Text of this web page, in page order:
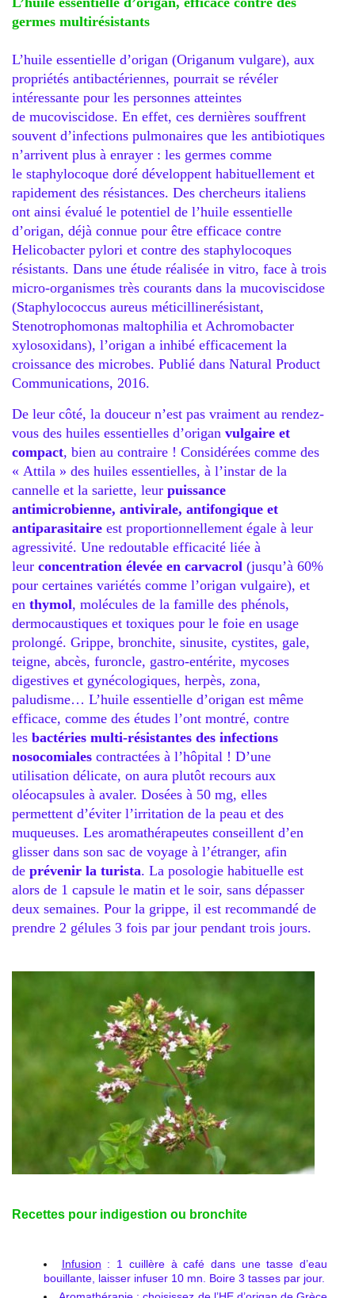
germes multirésistants
L’huile essentielle d’origan (Origanum vulgare), aux
propriétés antibactériennes, pourrait se révéler
intéressante pour les personnes atteintes
de mucoviscidose. En effet, ces dernières souffrent
souvent d’infections pulmonaires que les antibiotiques
n’arrivent plus à enrayer : les germes comme
le staphylocoque doré développent habituellement et
rapidement des résistances. Des chercheurs italiens
ont ainsi évalué le potentiel de l’huile essentielle
d’origan, déjà connue pour être efficace contre
Helicobacter pylori et contre des staphylocoques
résistants. Dans une étude réalisée in vitro, face à trois
micro-organismes très courants dans la mucoviscidose
(Staphylococcus aureus méticillinerésistant,
Stenotrophomonas maltophilia et Achromobacter
xylosoxidans), l’origan a inhibé efficacement la
croissance des microbes. Publié dans Natural Product
Communications, 2016.
De leur côté, la douceur n’est pas vraiment au rendez-
vous des huiles essentielles d’origan vulgaire et
compact, bien au contraire ! Considérées comme des
« Attila » des huiles essentielles, à l’instar de la
cannelle et la sariette, leur puissance
antimicrobienne, antivirale, antifongique et
antiparasitaire est proportionnellement égale à leur
agressivité. Une redoutable efficacité liée à
leur concentration élevée en carvacrol (jusqu’à 60%
pour certaines variétés comme l’origan vulgaire), et
en thymol, molécules de la famille des phénols,
dermocaustiques et toxiques pour le foie en usage
prolongé. Grippe, bronchite, sinusite, cystites, gale,
teigne, abcès, furoncle, gastro-entérite, mycoses
digestives et gynécologiques, herpès, zona,
paludisme… L’huile essentielle d’origan est même
efficace, comme des études l’ont montré, contre
les bactéries multi-résistantes des infections
nosocomiales contractées à l’hôpital ! D’une
utilisation délicate, on aura plutôt recours aux
oléocapsules à avaler. Dosées à 50 mg, elles
permettent d’éviter l’irritation de la peau et des
muqueuses. Les aromathérapeutes conseillent d’en
glisser dans son sac de voyage à l’étranger, afin
de prévenir la turista. La posologie habituelle est
alors de 1 capsule le matin et le soir, sans dépasser
deux semaines. Pour la grippe, il est recommandé de
prendre 2 gélules 3 fois par jour pendant trois jours.
Recettes pour indigestion ou bronchite
Infusion : 1 cuillère à café dans une tasse d’eau
bouillante, laisser infuser 10 mn. Boire 3 tasses par jour.